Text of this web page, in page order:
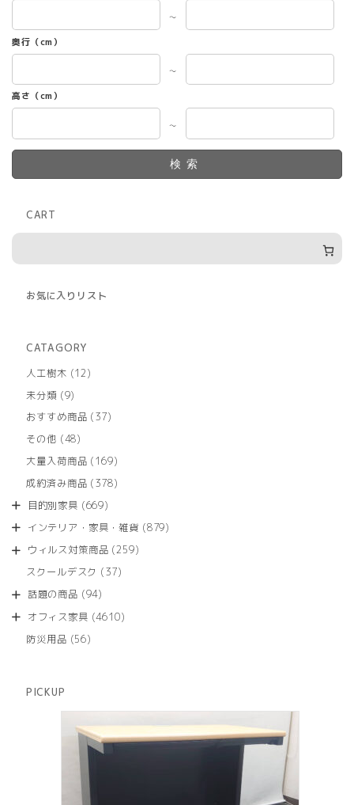
～
奥行（cm）
～
高さ（cm）
～
検索
CART
お気に入りリスト
CATAGORY
人工樹木
1212
商
未分類 99
の
商
おすすめ商品 3737
商
その他 4848
の
商
大量入荷商品 169169
の
成約済み商品 378378
商
目的別家具 669669
の
商
インテリア・家具・雑貨 879879
ウィルス対策商品 259259
スクールデスク 3737
商
話題の商品 9494
の
オフィス家具 46104610
防災用品 5656
PICKUP